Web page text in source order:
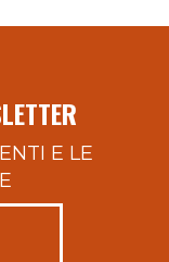
E LE